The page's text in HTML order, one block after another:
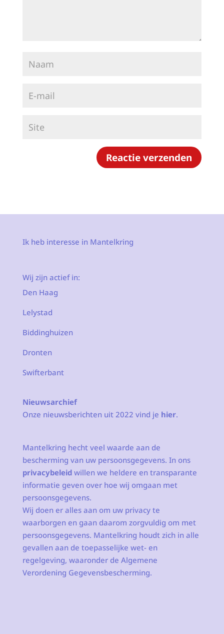
Ik heb interesse in Mantelkring
Wij zijn actief in:
Den Haag
Lelystad
Biddinghuizen
Dronten
Swifterbant
Nieuwsarchief
Onze nieuwsberichten uit 2022 vind je hier.
Mantelkring hecht veel waarde aan de
bescherming van uw persoonsgegevens. In ons
privacybeleidwillen we heldere en transparante
informatie geven over hoe wij omgaan met
persoonsgegevens.
Wij doen er alles aan om uw privacy te
waarborgen en gaan daarom zorgvuldig om met
persoonsgegevens. Mantelkring houdt zich in alle
gevallen aan de toepasselijke wet- en
regelgeving, waaronder de Algemene
Verordening Gegevensbescherming.